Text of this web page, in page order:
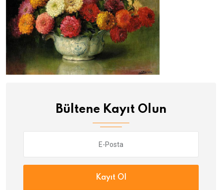
Bültene Kayıt Olun
Kayıt Ol